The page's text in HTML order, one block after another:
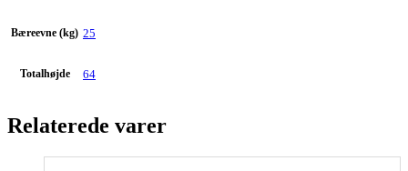
Bæreevne (kg) 25
Totalhøjde 64
Relaterede varer